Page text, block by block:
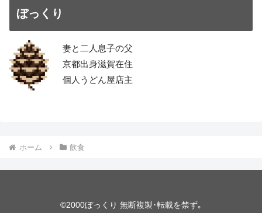
ぼっくり
妻と二人息子の父
京都出身滋賀在住
個人うどん屋店主
ホーム 飲食
©2000ぼっくり 無断複製･転載を禁ず｡